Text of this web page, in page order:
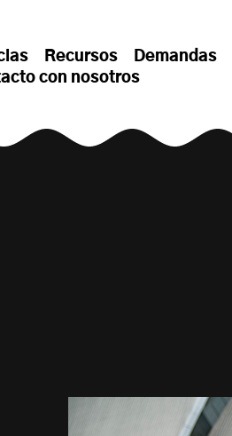
Recursos Demandas
con nosotros